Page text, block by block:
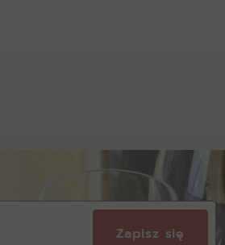
Zapisz się